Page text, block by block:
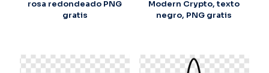
rosa redondeado PNG
gratis
Modern Crypto, texto
negro, PNG gratis